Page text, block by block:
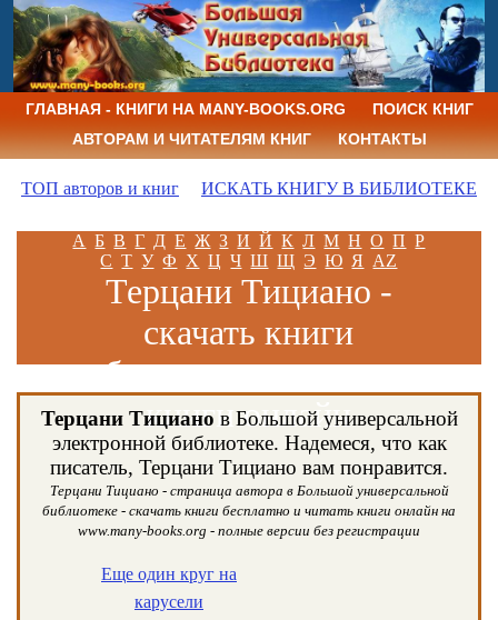
ГЛАВНАЯ - КНИГИ НА MANY-BOOKS.ORG
ПОИСК КНИГ
АВТОРАМ И ЧИТАТЕЛЯМ КНИГ
КОНТАКТЫ
ТОП авторов и книг ИСКАТЬ КНИГУ В БИБЛИОТЕКЕ
А Б В Г Д Е Ж З И Й К Л М Н О П Р
С Т У Ф Х Ц Ч Ш Щ Э Ю Я AZ
Терцани Тициано -
скачать книги
бесплатно и читать
книги онлайн
Терцани Тициано в Большой универсальной
электронной библиотеке. Надемеся, что как
писатель, Терцани Тициано вам понравится.
Терцани Тициано - страница автора в Большой универсальной
библиотеке - скачать книги бесплатно и читать книги онлайн на
www.many-books.org - полные версии без регистрации
Еще один круг на
карусели